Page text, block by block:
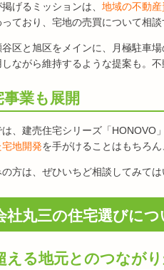
げるミッションは、 地域の不動産
ており、宅地の売買について相談
区と旭区をメインに、月極駐車
ながら維持するような提案も。
業も展開
は、建売住宅シリーズ「
地開発を手がけることはもちろ
方は、ぜひいちど相談してみては
社丸三の住宅選びにつ
える地元とのつなが